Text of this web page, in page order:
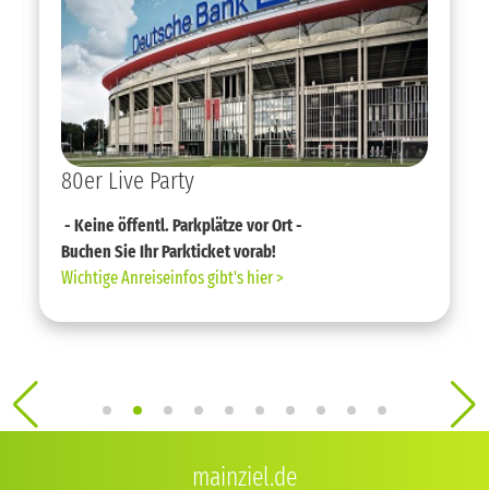
80er Live Party
- Keine öffentl. Parkplätze vor Ort -
Buchen Sie Ihr Parkticket vorab!
Wichtige Anreiseinfos gibt's hier >
mainziel.de